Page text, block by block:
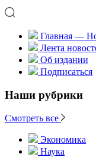
Главная —
Лента
Об издании
Подписаться
Наши рубрики
Смотреть все
Экономика
Наука